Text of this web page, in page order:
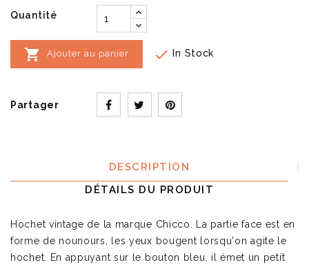
Quantité
 Ajouter au panier  In Stock
Partager
DESCRIPTION
DÉTAILS DU PRODUIT
Hochet vintage de la marque Chicco. La partie face est en
forme de nounours, les yeux bougent lorsqu'on agite le
hochet. En appuyant sur le bouton bleu, il émet un petit